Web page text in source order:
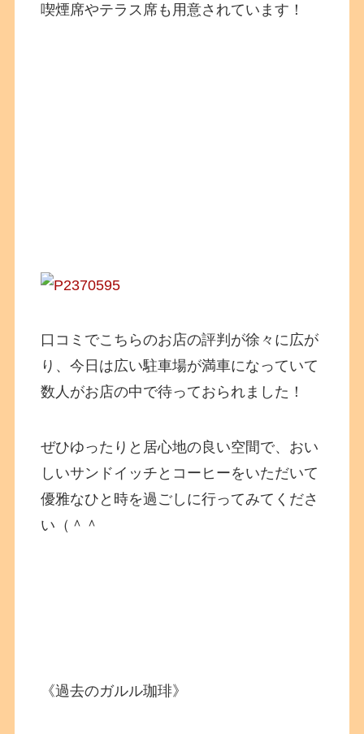
喫煙席やテラス席も用意されています！
口コミでこちらのお店の評判が徐々に広が
り、今日は広い駐車場が満車になっていて
数人がお店の中で待っておられました！
ぜひゆったりと居心地の良い空間で、おい
しいサンドイッチとコーヒーをいただいて
優雅なひと時を過ごしに行ってみてくださ
い（＾＾
《過去のガルル珈琲》